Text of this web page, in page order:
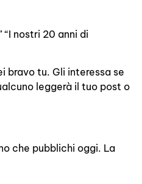
nostri 20 anni di
bravo tu. Gli interessa se
leggerà il tuo post o
che pubblichi oggi. La